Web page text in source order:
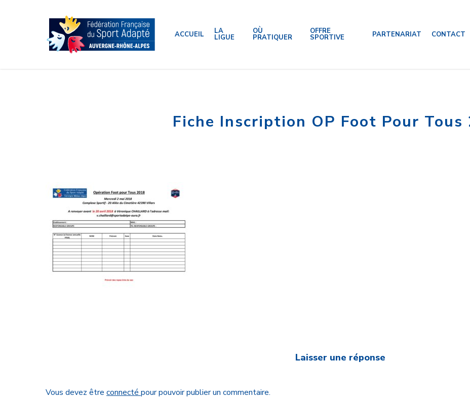
ACCUEIL LA
LIGUE
OÙ
PRATIQUER
OFFRE
SPORTIVE PARTENARIAT CONTACT
Fiche Inscription OP Foot Pour Tous
Laisser une réponse
Vous devez être connecté pour pouvoir publier un commentaire.